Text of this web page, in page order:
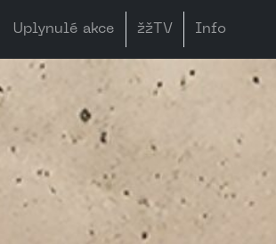
Uplynulé akce žžTV Info